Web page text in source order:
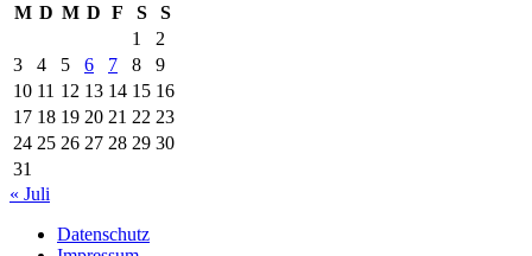
M D M D F S
S
1
2
3
4 5 6 7 8
9
10 11 12 13 14 15 16
17 18 19 20 21 22 23
24 25 26 27 28 29 30
31
« Juli
Datenschutz